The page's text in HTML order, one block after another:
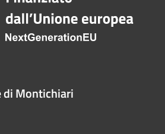
di Montichiari